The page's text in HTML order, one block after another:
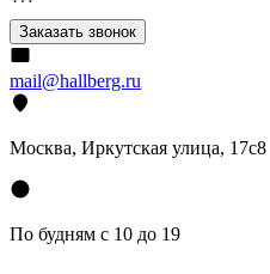
Заказать звонок
mail@hallberg.ru
Москва, Иркутская улица, 17с8
По будням с 10 до 19